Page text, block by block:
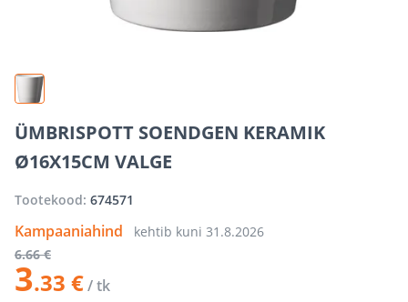
ÜMBRISPOTT SOENDGEN KERAMIK
Ø16X15CM VALGE
Tootekood: 674571
Kampaaniahind kehtib kuni 31.8.2026
6.66 €
3.33 €/ tk